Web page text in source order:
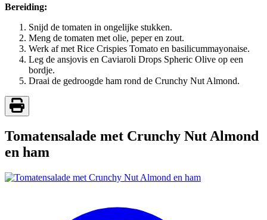
Bereiding:
Snijd de tomaten in ongelijke stukken.
Meng de tomaten met olie, peper en zout.
Werk af met Rice Crispies Tomato en basilicummayonaise.
Leg de ansjovis en Caviaroli Drops Spheric Olive op een
bordje.
Draai de gedroogde ham rond de Crunchy Nut Almond.
Tomatensalade met Crunchy Nut Almond
en ham